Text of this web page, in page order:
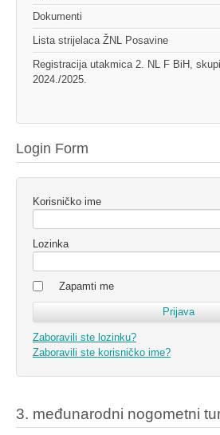
Dokumenti
Lista strijelaca ŽNL Posavine
Registracija utakmica 2. NL F BiH,
2024./2025.
Login Form
Korisničko ime
Lozinka
Zapamti me
Zaboravili ste lozinku?
Zaboravili ste korisničko ime?
3. međunarodni nogometni